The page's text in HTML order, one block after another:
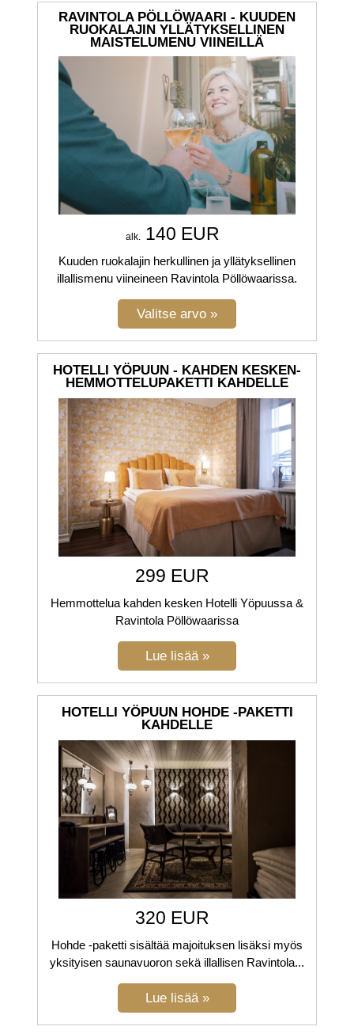
RAVINTOLA PÖLLÖWAARI - KUUDEN
RUOKALAJIN YLLÄTYKSELLINEN
MAISTELUMENU VIINEILLÄ
alk. 140 EUR
Kuuden ruokalajin herkullinen ja yllätyksellinen
illallismenu viineineen Ravintola Pöllöwaarissa.
HOTELLI YÖPUUN - KAHDEN KESKEN-
HEMMOTTELUPAKETTI KAHDELLE
299 EUR
Hemmottelua kahden kesken Hotelli Yöpuussa &
Ravintola Pöllöwaarissa
HOTELLI YÖPUUN HOHDE -PAKETTI
KAHDELLE
320 EUR
Hohde -paketti sisältää majoituksen lisäksi myös
yksityisen saunavuoron sekä illallisen Ravintola...